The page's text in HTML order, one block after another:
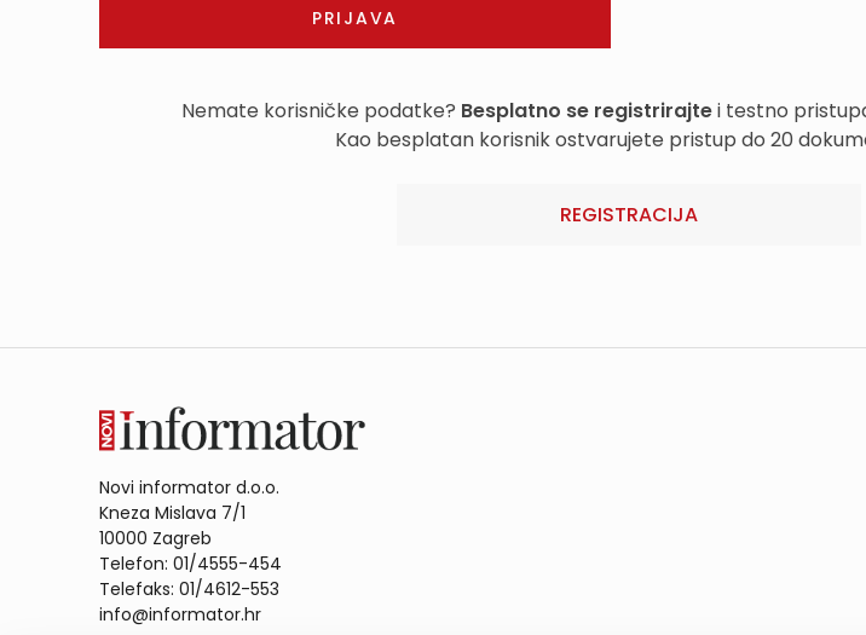
Nemate korisničke podatke? Besplatno se registrirajtei testno
Kao besplatan korisnik ostvarujete pristup do 20
REGISTRACIJA
Novi informator d.o.o.
Kneza Mislava 7/1
10000 Zagreb
Telefon: 01/4555-454
Telefaks: 01/4612-553
info@informator.hr